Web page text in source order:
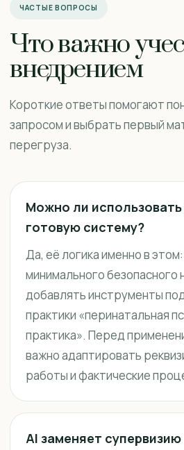
ЧАСТЫЕ ВОПРОСЫ
Что важно
внедрением
Короткие ответы помогают
запросом и выбрать первый
перегруза.
Можно ли
готовую систему?
Да, её логика именно в
минимального безопасного
добавлять инструменты
практики «перинатальная
практика». Перед
важно адаптировать
работы и фактические
AI заменяет супервизию